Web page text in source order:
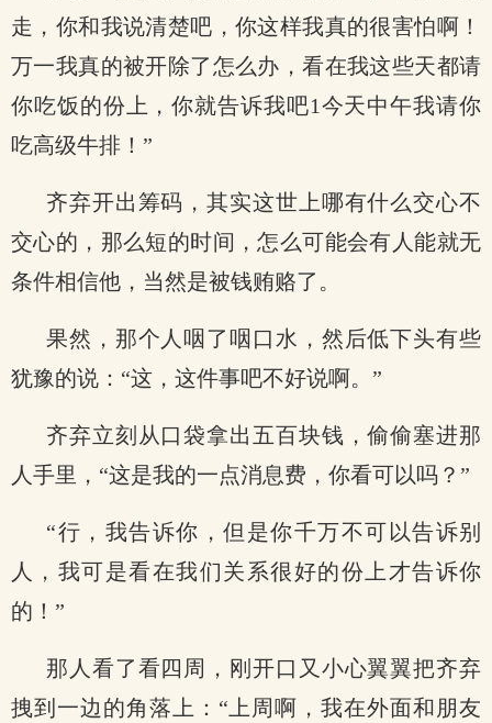
走，你和我说清楚吧，你这样我真的很害怕啊！
万一我真的被开除了怎么办，看在我这些天都请
你吃饭的份上，你就告诉我吧1今天中午我请你
吃高级牛排！”
齐弃开出筹码，其实这世上哪有什么交心不
交心的，那么短的时间，怎么可能会有人能就无
条件相信他，当然是被钱贿赂了。
果然，那个人咽了咽口水，然后低下头有些
犹豫的说：“这，这件事吧不好说啊。”
齐弃立刻从口袋拿出五百块钱，偷偷塞进那
人手里，“这是我的一点消息费，你看可以吗？”
“行，我告诉你，但是你千万不可以告诉别
人，我可是看在我们关系很好的份上才告诉你
的！”
那人看了看四周，刚开口又小心翼翼把齐弃
拽到一边的角落上：“上周啊，我在外面和朋友